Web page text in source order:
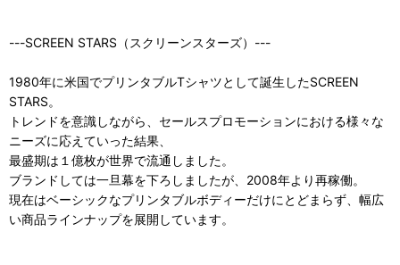
---SCREEN STARS（スクリーンスターズ）---
1980年に米国でプリンタブルTシャツとして誕生したSCREEN
STARS。
トレンドを意識しながら、セールスプロモーションにおける様々な
ニーズに応えていった結果、
最盛期は１億枚が世界で流通しました。
ブランドしては一旦幕を下ろしましたが、2008年より再稼働。
現在はベーシックなプリンタブルボディーだけにとどまらず、幅広
い商品ラインナップを展開しています。